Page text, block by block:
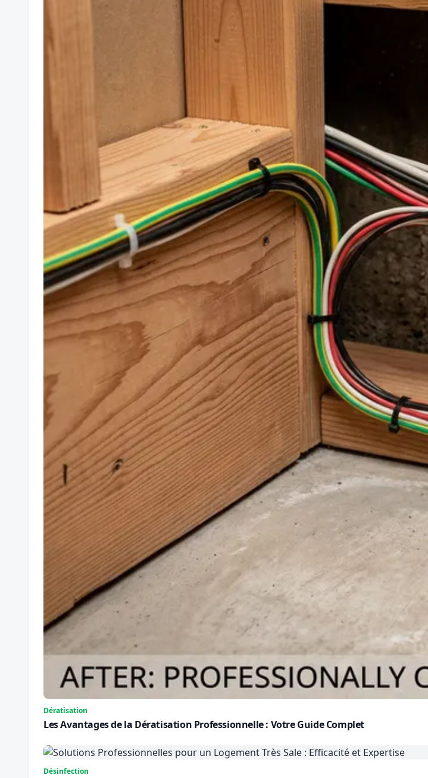
Dératisation
Les Avantages de la Dératisation Professionnelle : Votre Guide Complet
Désinfection